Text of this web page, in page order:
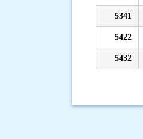
5341
5422
5432